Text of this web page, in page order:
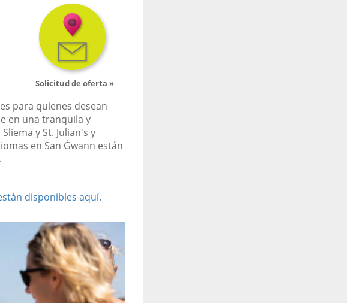
Solicitud de oferta »
para quienes desean
en una tranquila y
y St. Julian's y
en San Ġwann están
disponibles aquí.